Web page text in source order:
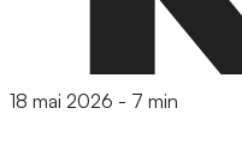
18 mai 2026 - 7 min